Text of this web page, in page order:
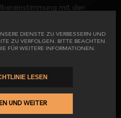
DIENSTE ZU VERBESSERN UND
ZU VERFOLGEN. BITTE BEACHTEN
FÜR WEITERE INFORMATIONEN.
UND WEITER
mit den
versandt, die die
Rest der Wurst wird
es in den Monaten
LESEN